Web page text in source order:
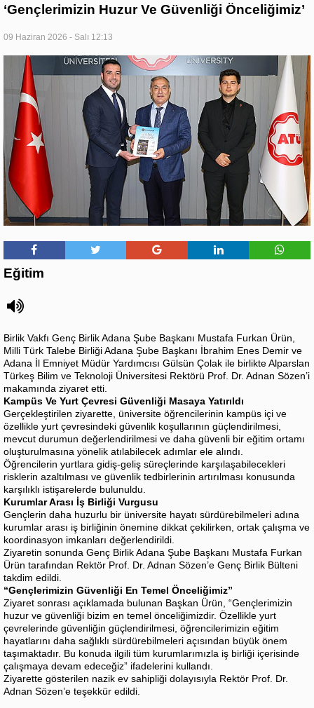
‘Gençlerimizin Huzur Ve Güvenliği Önceliğimiz’
09 Haziran 2026 - Salı 12:13
Eğitim
Birlik Vakfı Genç Birlik Adana Şube Başkanı Mustafa Furkan Ürün,
Milli Türk Talebe Birliği Adana Şube Başkanı İbrahim Enes Demir ve
Adana İl Emniyet Müdür Yardımcısı Gülsün Çolak ile birlikte Alparslan
Türkeş Bilim ve Teknoloji Üniversitesi Rektörü Prof. Dr. Adnan Sözen’i
makamında ziyaret etti.
Kampüs Ve Yurt Çevresi Güvenliği Masaya Yatırıldı
Gerçekleştirilen ziyarette, üniversite öğrencilerinin kampüs içi ve
özellikle yurt çevresindeki güvenlik koşullarının güçlendirilmesi,
mevcut durumun değerlendirilmesi ve daha güvenli bir eğitim ortamı
oluşturulmasına yönelik atılabilecek adımlar ele alındı.
Öğrencilerin yurtlara gidiş-geliş süreçlerinde karşılaşabilecekleri
risklerin azaltılması ve güvenlik tedbirlerinin artırılması konusunda
karşılıklı istişarelerde bulunuldu.
Kurumlar Arası İş Birliği Vurgusu
Gençlerin daha huzurlu bir üniversite hayatı sürdürebilmeleri adına
kurumlar arası iş birliğinin önemine dikkat çekilirken, ortak çalışma ve
koordinasyon imkanları değerlendirildi.
Ziyaretin sonunda Genç Birlik Adana Şube Başkanı Mustafa Furkan
Ürün tarafından Rektör Prof. Dr. Adnan Sözen’e Genç Birlik Bülteni
takdim edildi.
“Gençlerimizin Güvenliği En Temel Önceliğimiz”
Ziyaret sonrası açıklamada bulunan Başkan Ürün, “Gençlerimizin
huzur ve güvenliği bizim en temel önceliğimizdir. Özellikle yurt
çevrelerinde güvenliğin güçlendirilmesi, öğrencilerimizin eğitim
hayatlarını daha sağlıklı sürdürebilmeleri açısından büyük önem
taşımaktadır. Bu konuda ilgili tüm kurumlarımızla iş birliği içerisinde
çalışmaya devam edeceğiz” ifadelerini kullandı.
Ziyarette gösterilen nazik ev sahipliği dolayısıyla Rektör Prof. Dr.
Adnan Sözen’e teşekkür edildi.